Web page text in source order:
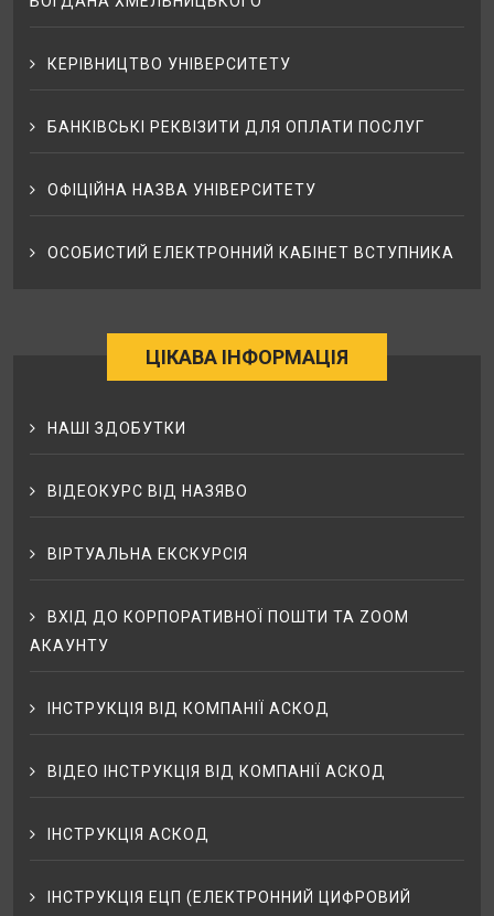
КЕРІВНИЦТВО УНІВЕРСИТЕТУ
БАНКІВСЬКІ РЕКВІЗИТИ ДЛЯ ОПЛАТИ ПОСЛУГ
ОФІЦІЙНА НАЗВА УНІВЕРСИТЕТУ
ОСОБИСТИЙ ЕЛЕКТРОННИЙ КАБІНЕТ ВСТУПНИКА
ЦІКАВА ІНФОРМАЦІЯ
НАШІ ЗДОБУТКИ
ВІДЕОКУРС ВІД НАЗЯВО
ВІРТУАЛЬНА ЕКСКУРСІЯ
ВХІД ДО КОРПОРАТИВНОЇ ПОШТИ ТА ZOOM
АКАУНТУ
ІНСТРУКЦІЯ ВІД КОМПАНІЇ АСКОД
ВІДЕО ІНСТРУКЦІЯ ВІД КОМПАНІЇ АСКОД
ІНСТРУКЦІЯ АСКОД
ІНСТРУКЦІЯ ЕЦП (ЕЛЕКТРОННИЙ ЦИФРОВИЙ